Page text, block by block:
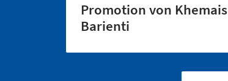
Promotion von Khemais
Barienti